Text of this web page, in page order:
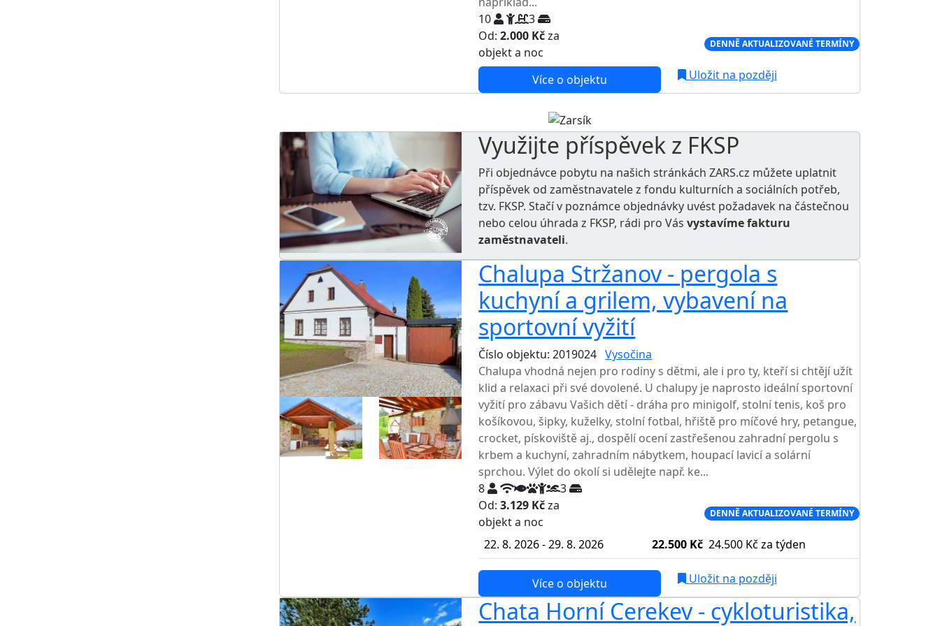
10
3
Od:2.000 Kčza
objekt a noc
DENNĚ AKTUALIZOVANÉ TERMÍNY
Více o objektu Uložit na později
Využijte příspěvek z FKSP
Při objednávce pobytu na našich stránkách ZARS.cz můžete uplatnit
příspěvek od zaměstnavatele zfondu kulturních a sociálních potřeb,
tzv. FKSP. Stačí v poznámce objednávky uvést požadavek na částečnou
nebo celou úhrada z FKSP, rádi pro Vásvystavíme fakturu
zaměstnavateli.
Chalupa Stržanov - pergola s
kuchyní a grilem, vybavení na
sportovní vyžití
Číslo objektu: 2019024 Vysočina
Chalupa vhodná nejen pro rodiny s dětmi, ale i pro ty, kteří si chtějí užít
klid a relaxaci při své dovolené. U chalupy je naprosto ideální sportovní
vyžití pro zábavu Vašich dětí - dráha pro minigolf, stolní tenis, koš pro
košíkovou, šipky, kuželky, stolní fotbal, hřiště pro míčové hry, petangue,
crocket, pískoviště aj., dospělí ocení zastřešenou zahradní pergolu s
krbem a kuchyní, zahradním nábytkem, houpací lavicí a solární
sprchou. Výlet do okolí si udělejte např. ke...
8
3
Od:3.129 Kčza
objekt a noc
DENNĚ AKTUALIZOVANÉ TERMÍNY
22. 8. 2026 - 29. 8. 2026 22.500 Kč 24.500 Kč za týden
Více o objektu Uložit na později
Chata Horní Cerekev - cykloturistika,